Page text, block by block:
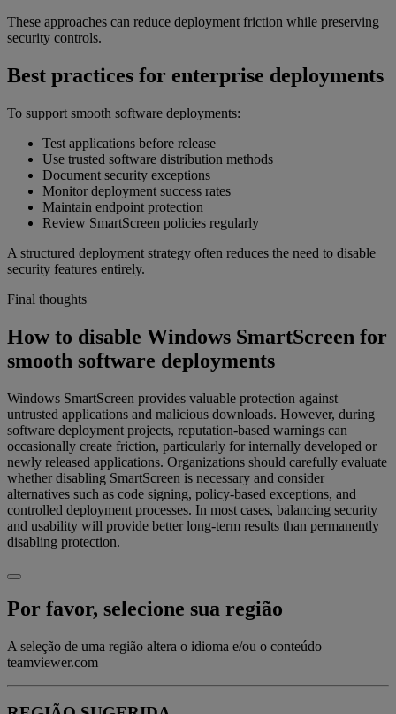
These approaches can reduce deployment friction while preserving
security controls.
Best practices for enterprise deployments
To support smooth software deployments:
Test applications before release
Use trusted software distribution methods
Document security exceptions
Monitor deployment success rates
Maintain endpoint protection
Review SmartScreen policies regularly
A structured deployment strategy often reduces the need to disable
security features entirely.
Final thoughts
How to disable Windows SmartScreen for
smooth software deployments
Windows SmartScreen provides valuable protection against
untrusted applications and malicious downloads. However, during
software deployment projects, reputation-based warnings can
occasionally create friction, particularly for internally developed or
newly released applications. Organizations should carefully evaluate
whether disabling SmartScreen is necessary and consider
alternatives such as code signing, policy-based exceptions, and
controlled deployment processes. In most cases, balancing security
and usability will provide better long-term results than permanently
disabling protection.
Por favor, selecione sua região
A seleção de uma região altera o idioma e/ou o conteúdo
teamviewer.com